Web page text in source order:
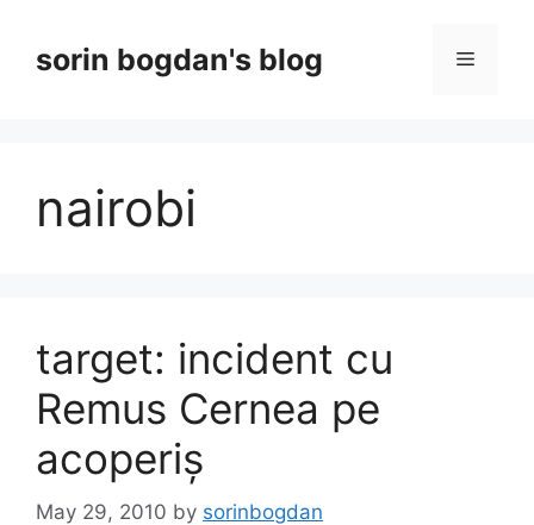
contentsorin bogdan's blog Menu
nairobi
target: incident cu
Remus Cernea pe
acoperiș
May 29, 2010 by sorinbogdan